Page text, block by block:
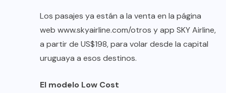
Los pasajes ya están a la venta en la página
web www.skyairline.com/otros y app SKY Airline,
a partir de US$198, para volar desde la capital
uruguaya a esos destinos.
El modelo Low Cost